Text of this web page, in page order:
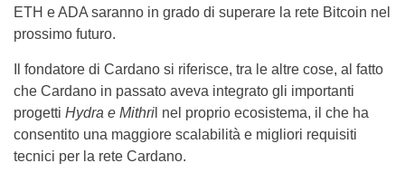
ETH e ADA saranno in grado di superare la rete Bitcoin nel
prossimo futuro.
Il fondatore di Cardano si riferisce, tra le altre cose, al fatto
che Cardano in passato aveva integrato gli importanti
progetti Hydra e Mithri l nel proprio ecosistema, il che ha
consentito una maggiore scalabilità e migliori requisiti
tecnici per la rete Cardano.